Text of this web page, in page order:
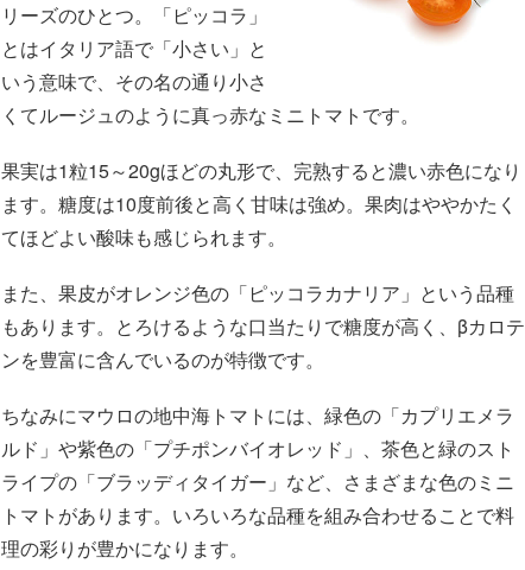
リーズのひとつ。「ピッコラ」
とはイタリア語で「小さい」と
いう意味で、その名の通り小さ
くてルージュのように真っ赤なミニトマトです。
果実は1粒15～20gほどの丸形で、完熟すると濃い赤色になり
ます。糖度は10度前後と高く甘味は強め。果肉はややかたく
てほどよい酸味も感じられます。
また、果皮がオレンジ色の「ピッコラカナリア」という品種
もあります。とろけるような口当たりで糖度が高く、βカロテ
ンを豊富に含んでいるのが特徴です。
ちなみにマウロの地中海トマトには、緑色の「カプリエメラ
ルド」や紫色の「プチポンバイオレッド」、茶色と緑のスト
ライプの「ブラッディタイガー」など、さまざまな色のミニ
トマトがあります。いろいろな品種を組み合わせることで料
理の彩りが豊かになります。